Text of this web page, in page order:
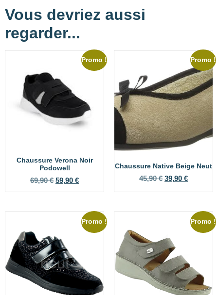
Vous devriez aussi
regarder...
Promo !
Chaussure Verona Noir
Podowell
69,90€ 59,90 €
Promo !
Chaussure Native Beige Neut
45,90€ 39,90 €
Promo ! Promo !